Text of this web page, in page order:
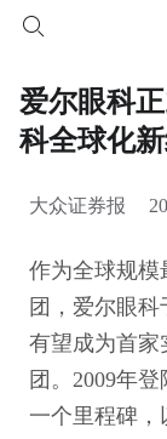
爱尔眼科
科全球化
大众证券报
作为全球规模
团，爱尔眼科
有望成为首家
团。2009年
一个里程碑